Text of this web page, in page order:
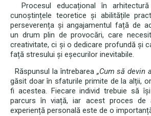
Procesul educațional în
cunoștințele teoretice și abilitățile
perseverența și angajamentul față de
un drum plin de provocări, care
creativitate, ci și o dedicare profundă și
față stresului și eșecurilor inevitabile.
Răspunsul la întrebarea „Cum să devin
găsit doar în sfaturile primite de la alții,
fi acestea. Fiecare individ trebuie să
parcurs în viață, iar acest proces de
experiență personală este de o